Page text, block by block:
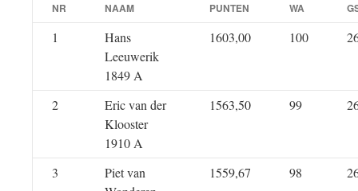
NR NAAM PUNTEN WA
1
Hans
Leeuwerik
1849 A
1603,00 100
2
Eric van der
Klooster
1910 A
1563,50 99
3
Piet van
1559,67 98